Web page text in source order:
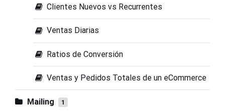
Clientes Nuevos vs Recurrentes
Ventas Diarias
Ratios de Conversión
Ventas y Pedidos Totales de un eCommerce
Mailing 1